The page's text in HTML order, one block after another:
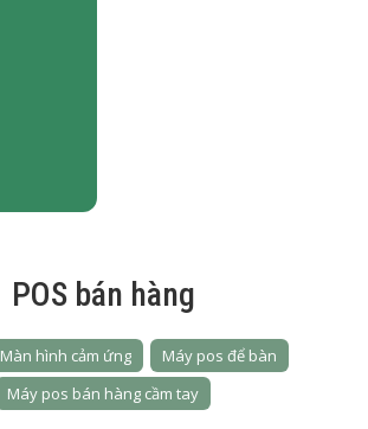
POS bán hàng
Màn hình cảm ứng
Máy pos để bàn
Máy pos bán hàng cầm tay